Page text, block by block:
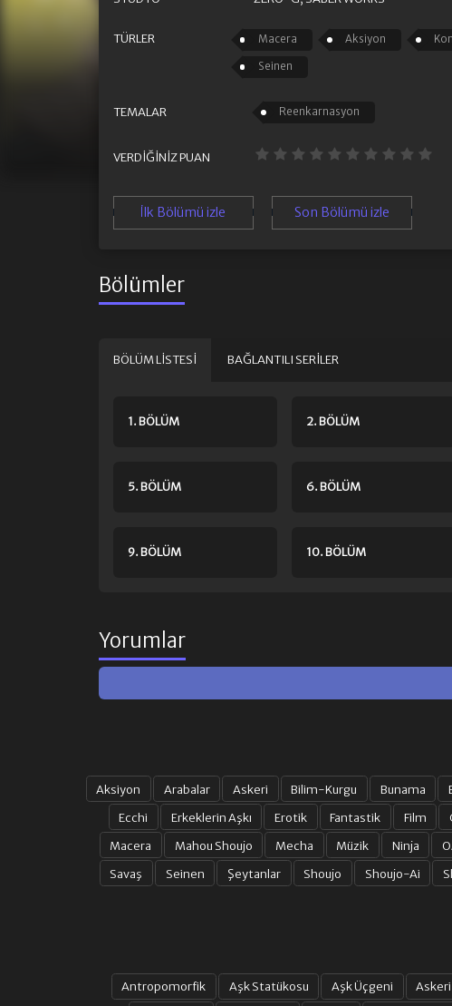
TÜRLER Macera Aksiyon
Seinen
TEMALAR Reenkarnasyon
VERDIĞINIZ PUAN
İlk Bölümü izle Son Bölümü izle
Bölümler
BÖLÜM LISTESI BAĞLANTILI SERILER
1. BÖLÜM 2. BÖLÜM
5. BÖLÜM 6. BÖLÜM
9. BÖLÜM 10. BÖLÜM
Yorumlar
Aksiyon Arabalar Askeri Bilim-Kurgu Bunama
Ecchi
Erkeklerin Aşkı Erotik Fantastik Film
Macera
Mahou Shoujo Mecha Müzik Ninja
Savaş
Seinen Şeytanlar Shoujo Shoujo-Ai
Antropomorfik Aşk Statükosu Aşk Üçgeni Askeri